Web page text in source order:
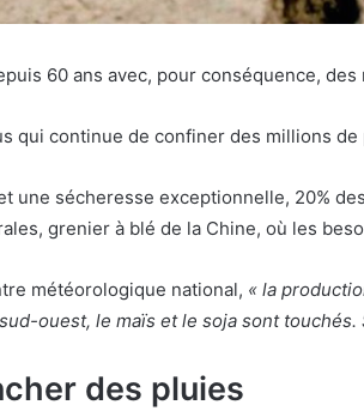
60 ans avec, pour conséquence,
qui continue de confiner des millions
une sécheresse exceptionnelle, 20%
grenier à blé de la Chine, où les
météorologique national, « la
ouest, le maïs et le soja sont
des pluies